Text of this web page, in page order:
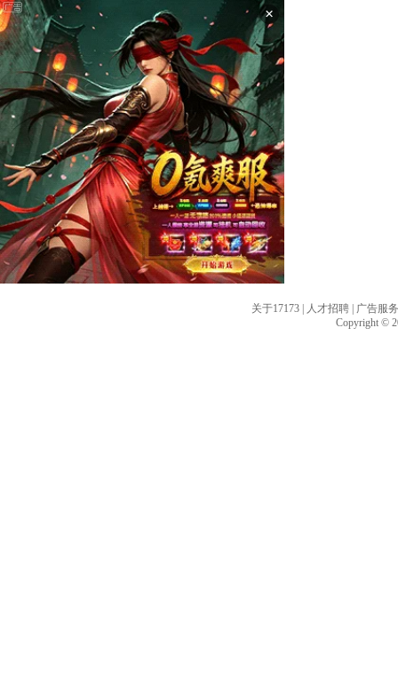
×
关于17173 人才招聘
广告服务
Copyright ©